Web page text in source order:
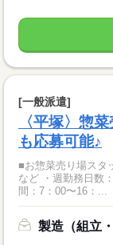
[一般派遣]
〈平塚〉惣
も応募可能♪
■お惣菜売り場スタ
など ・週勤務日数：4〜5日 ・勤務曜日：土日の勤務あり ・就業時
間：7：00〜16：...
製造（組立・